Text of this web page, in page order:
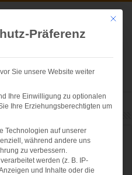
Gruber zum
Mit
Präferenz
Sie unsere Website weiter
Ihre Einwilligung zu optionalen
Ihre Erziehungsberechtigten um
Technologien auf unserer
während andere uns
zu verbessern.
werden (z. B. IP-
und Inhalte oder die